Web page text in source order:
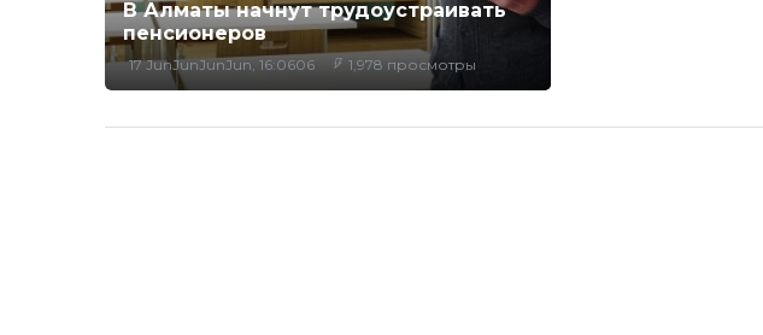
В Алматы начнут трудоустраивать
пенсионеров
17 JunJunJunJun, 16:0606 1,978 просмотры